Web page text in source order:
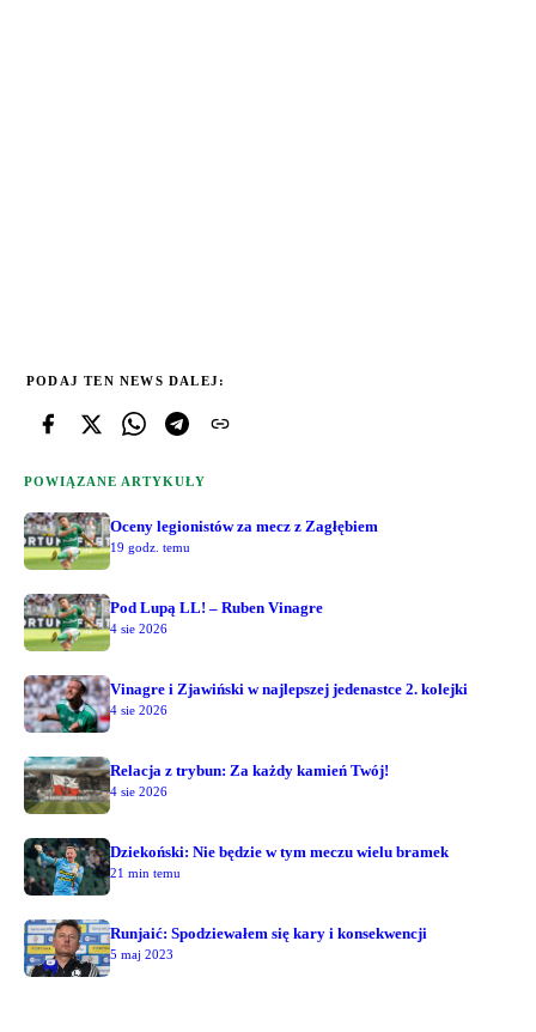
PODAJ TEN NEWS DALEJ:
POWIĄZANE ARTYKUŁY
Oceny legionistów za mecz z Zagłębiem
19 godz. temu
Pod Lupą LL! – Ruben Vinagre
4 sie 2026
Vinagre i Zjawiński w najlepszej jedenastce 2. kolejki
4 sie 2026
Relacja z trybun: Za każdy kamień Twój!
4 sie 2026
Dziekoński: Nie będzie w tym meczu wielu bramek
21 min temu
Runjaić: Spodziewałem się kary i konsekwencji
5 maj 2023